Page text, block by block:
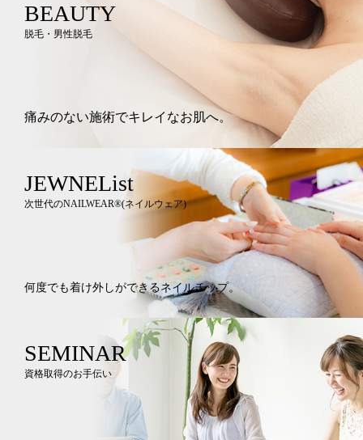
BEAUTY
脱毛・男性脱毛
痛みのない施術でキレイなお肌へ。
JEWNEList
次世代のNAILWEAR®︎(ネイルウェア)
何度でも着け外しができるネイルチップ。
SEMINAR
資格取得のお手伝い